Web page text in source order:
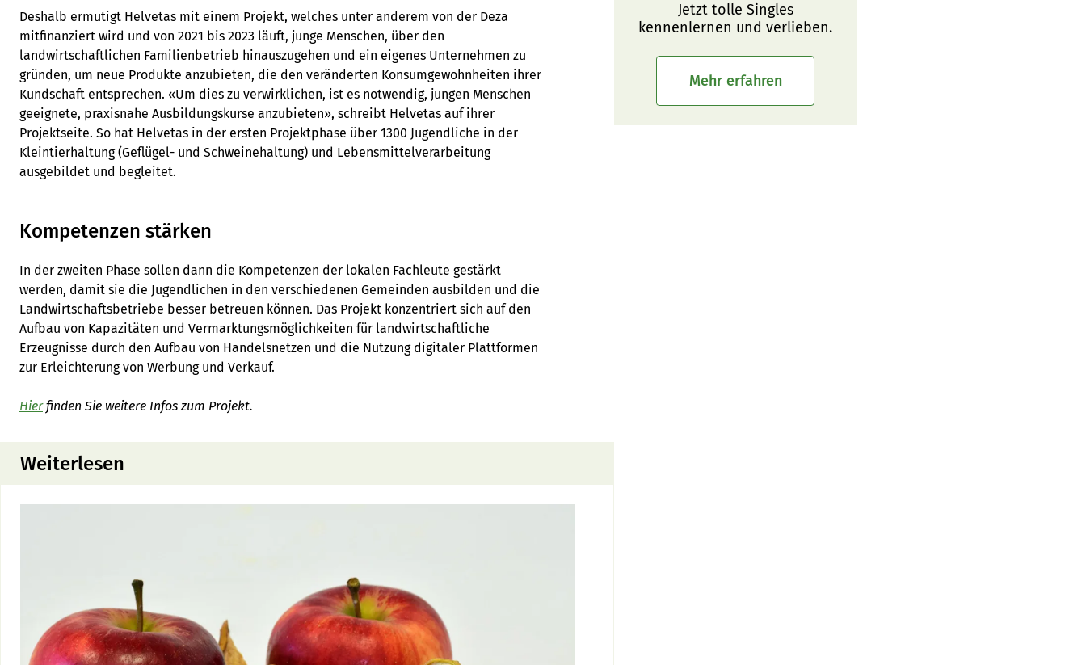
Deshalb ermutigt Helvetas mit einem Projekt, welches unter anderem von der Deza
mitfinanziert wird und von 2021 bis 2023 läuft, junge Menschen, über den
landwirtschaftlichen Familienbetrieb hinauszugehen und ein eigenes Unternehmen zu
gründen, um neue Produkte anzubieten, die den veränderten Konsumgewohnheiten ihrer
Kundschaft entsprechen. «Um dies zu verwirklichen, ist es notwendig, jungen Menschen
geeignete, praxisnahe Ausbildungskurse anzubieten», schreibt Helvetas auf ihrer
Projektseite. So hat Helvetas in der ersten Projektphase über 1300 Jugendliche in der
Kleintierhaltung (Geflügel- und Schweinehaltung) und Lebensmittelverarbeitung
ausgebildet und begleitet.
Kompetenzen stärken
In der zweiten Phase sollen dann die Kompetenzen der lokalen Fachleute gestärkt
werden, damit sie die Jugendlichen in den verschiedenen Gemeinden ausbilden und die
Landwirtschaftsbetriebe besser betreuen können. Das Projekt konzentriert sich auf den
Aufbau von Kapazitäten und Vermarktungsmöglichkeiten für landwirtschaftliche
Erzeugnisse durch den Aufbau von Handelsnetzen und die Nutzung digitaler Plattformen
zur Erleichterung von Werbung und Verkauf.
Hierfinden Sie weitere Infos zum Projekt.
Weiterlesen
Jetzt tolle Singles
kennenlernen und verlieben.
Mehr erfahren